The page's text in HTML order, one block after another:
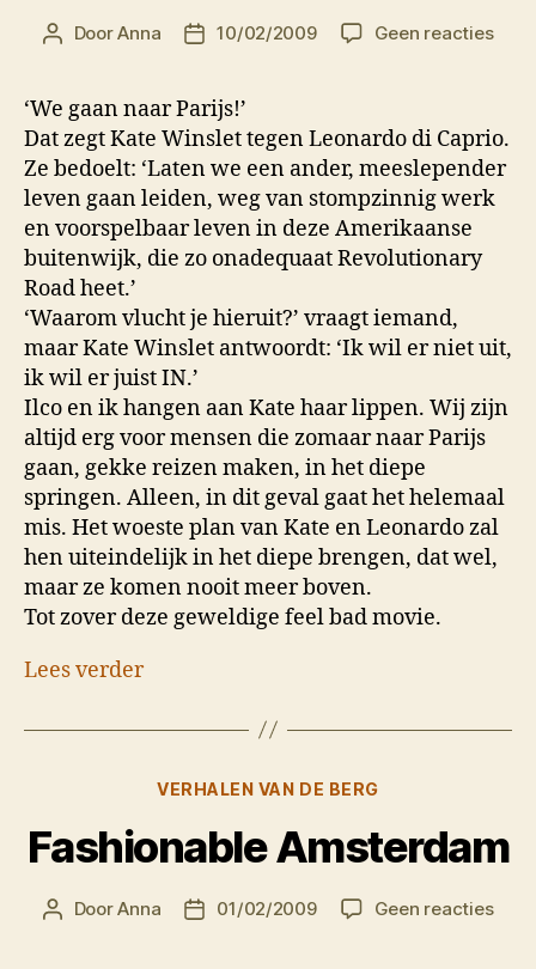
Berichtauteur
DoorAnna Berichtdatum
10/02/2009 Geen reactiesop
‘We gaan naar Parijs!’
Dat zegt Kate Winslet tegen Leonardo di Caprio.
Ze bedoelt: ‘Laten we een ander, meeslepender
leven gaan leiden, weg van stompzinnig werk
en voorspelbaar leven in deze Amerikaanse
buitenwijk, die zo onadequaat Revolutionary
Road heet.’
‘Waarom vlucht je hieruit?’ vraagt iemand,
maar Kate Winslet antwoordt: ‘Ik wil er niet uit,
ik wil er juist IN.’
Ilco en ik hangen aan Kate haar lippen. Wij zijn
altijd erg voor mensen die zomaar naar Parijs
gaan, gekke reizen maken, in het diepe
springen. Alleen, in dit geval gaat het helemaal
mis. Het woeste plan van Kate en Leonardo zal
hen uiteindelijk in het diepe brengen, dat wel,
maar ze komen nooit meer boven.
Tot zover deze geweldige feel bad movie.
Lees verder
Categorieën
VERHALEN VAN DE BERG
Fashionable Amsterdam
Berichtauteur
DoorAnna Berichtdatum
01/02/2009 Geen reactiesop